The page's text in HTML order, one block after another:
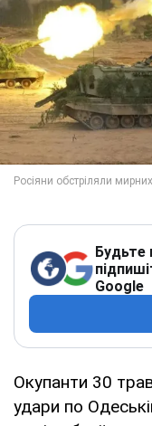
Будьте
Google
Окупанти 30
удари по